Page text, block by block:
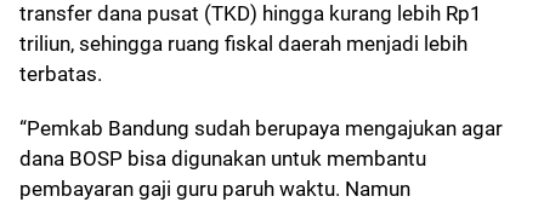
transfer dana pusat (TKD) hingga kurang lebih Rp1
triliun, sehingga ruang fiskal daerah menjadi lebih
terbatas.
“Pemkab Bandung sudah berupaya mengajukan agar
dana BOSP bisa digunakan untuk membantu
pembayaran gaji guru paruh waktu. Namun